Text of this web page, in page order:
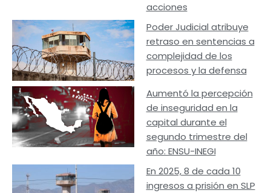
acciones
Poder Judicial atribuye
retraso en sentencias a
complejidad de los
procesos y la defensa
Aumentó la percepción
de inseguridad en la
capital durante el
segundo trimestre del
año: ENSU-INEGI
En 2025, 8 de cada 10
ingresos a prisión en SLP